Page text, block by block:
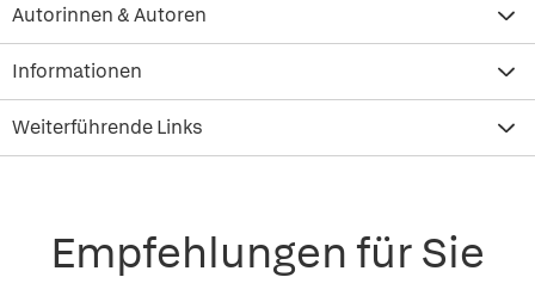
Autorinnen & Autoren
Informationen
Weiterführende Links
Empfehlungen für Sie